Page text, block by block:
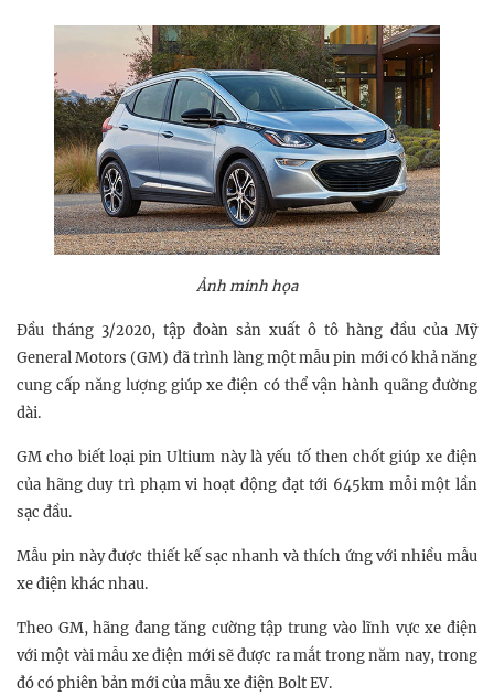
Ảnh minh họa
Đầu tháng 3/2020, tập đoàn sản xuất ô tô hàng đầu của Mỹ
General Motors (GM) đã trình làng một mẫu pin mới có khả năng
cung cấp năng lượng giúp xe điện có thể vận hành quãng đường
dài.
GM cho biết loại pin Ultium này là yếu tố then chốt giúp xe điện
của hãng duy trì phạm vi hoạt động đạt tới 645km mỗi một lần
sạc đầu.
Mẫu pin này được thiết kế sạc nhanh và thích ứng với nhiều mẫu
xe điện khác nhau.
Theo GM, hãng đang tăng cường tập trung vào lĩnh vực xe điện
với một vài mẫu xe điện mới sẽ được ra mắt trong năm nay, trong
đó có phiên bản mới của mẫu xe điện Bolt EV.